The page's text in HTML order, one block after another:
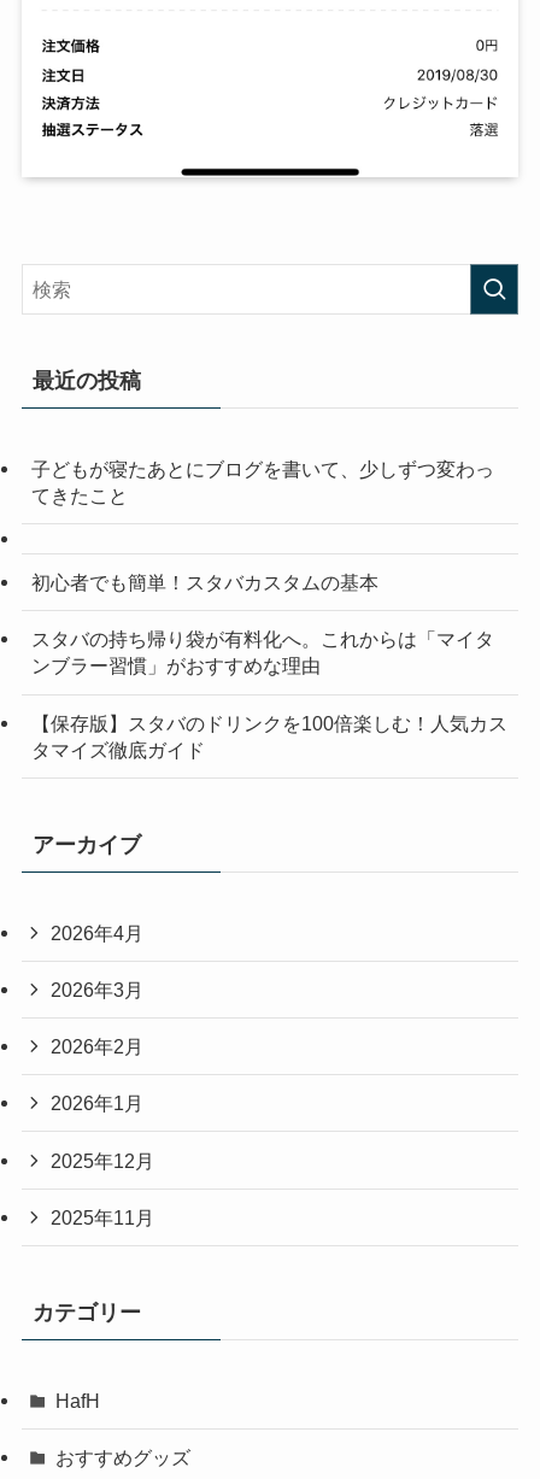
最近の投稿
子どもが寝たあとにブログを書いて、少しずつ変わっ
てきたこと
初心者でも簡単！スタバカスタムの基本
スタバの持ち帰り袋が有料化へ。これからは「マイタ
ンブラー習慣」がおすすめな理由
【保存版】スタバのドリンクを100倍楽しむ！人気カス
タマイズ徹底ガイド
アーカイブ
2026年4月
2026年3月
2026年2月
2026年1月
2025年12月
2025年11月
カテゴリー
HafH
おすすめグッズ